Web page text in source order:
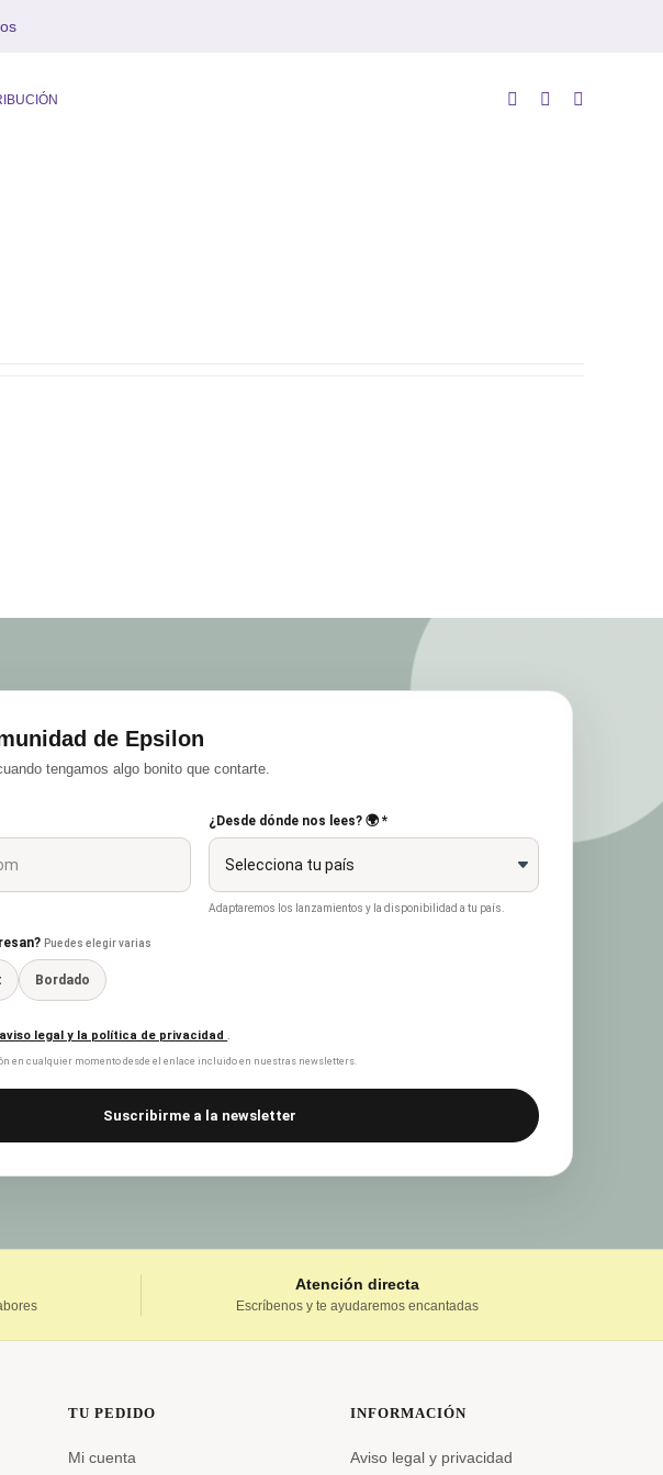
de Epsilon
tengamos algo bonito que contarte.
¿Desde dónde nos lees? 🌍 *
Adaptaremos los lanzamientos y la disponibilidad a tu país.
Puedes elegir varias
Bordado
aviso legal y la política de privacidad .
en cualquier momento desde el enlace incluido en nuestras newsletters.
Suscribirme a la newsletter
Atención directa
Escríbenos y te ayudaremos encantadas
TU PEDIDO
Mi cuenta
INFORMACIÓN
Aviso legal y privacidad